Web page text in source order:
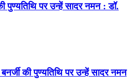
पुण्यतिथि पर उन्हें सादर नमन : डॉ.
की पुण्यतिथि पर उन्हें सादर नमन